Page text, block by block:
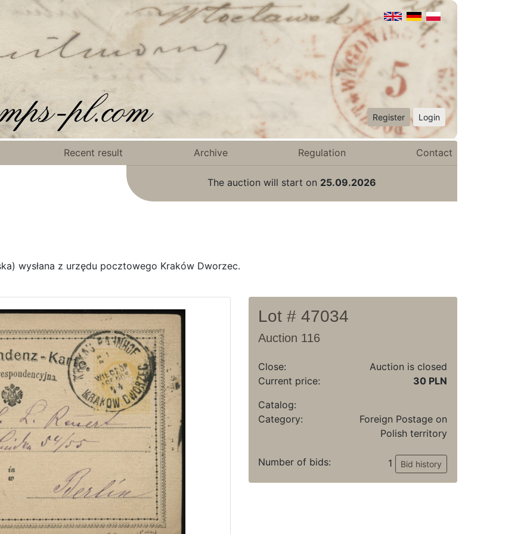
Register Login
Recent result Archive Regulation Contact
The auction will start on 25.09.2026
wysłana z urzędu pocztowego Kraków Dworzec.
Lot # 47034
Auction 116
Close:
Auction is closed
Current price:
30 PLN
Catalog:
Category:
Foreign Postage on
Polish territory
Number of bids: 1 Bid history